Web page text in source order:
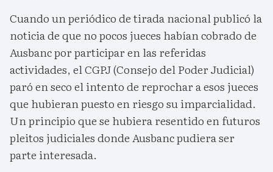
Cuando un periódico de tirada nacional publicó la
noticia de que no pocos jueces habían cobrado de
Ausbanc por participar en las referidas
actividades, el CGPJ (Consejo del Poder Judicial)
paró en seco el intento de reprochar a esos jueces
que hubieran puesto en riesgo su imparcialidad.
Un principio que se hubiera resentido en futuros
pleitos judiciales donde Ausbanc pudiera ser
parte interesada.